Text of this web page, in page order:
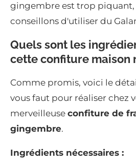
gingembre est trop piquant,
conseillons d'utiliser du
Quels sont les
cette confiture maison
Comme promis, voici le
vous faut pour réaliser chez
merveilleuse confiture de
gingembre.
Ingrédients nécessaires :